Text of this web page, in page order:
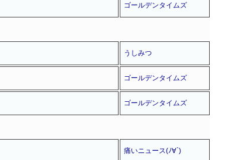
ゴールデンタイムズ
うしみつ
ゴールデンタイムズ
ゴールデンタイムズ
痛いニュース(ﾉ∀`)